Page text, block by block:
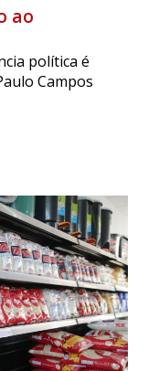
ao
política é
Campos